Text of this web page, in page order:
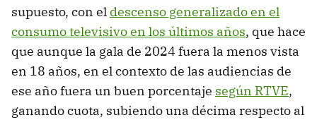
supuesto, con el descenso generalizado en el
consumo televisivo en los últimos años, que hace
que aunque la gala de 2024 fuera la menos vista
en 18 años, en el contexto de las audiencias de
ese año fuera un buen porcentaje según RTVE,
ganando cuota, subiendo una décima respecto al